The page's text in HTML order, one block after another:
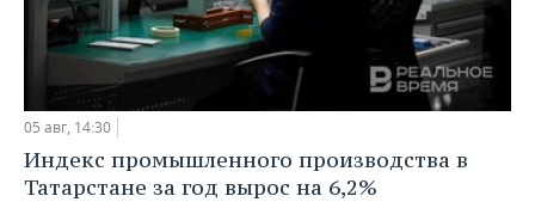
05 авг, 14:30
Индекс промышленного производства в
Татарстане за год вырос на 6,2%